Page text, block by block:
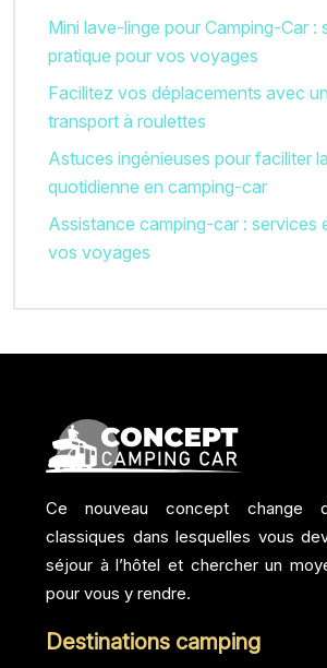
Mini lave-linge pour Camping-Car :
pratique pour vos voyages
Facilitez vos déplacements avec
transport à roulettes
Astuces ingénieuses pour faciliter
quotidienne en camping-car
Assistance camping-car : services
vos voyages
Ce nouveau concept change
classiques dans lesquelles vous
séjour à l’hôtel et chercher un
pour vous y rendre.
Destinations camping